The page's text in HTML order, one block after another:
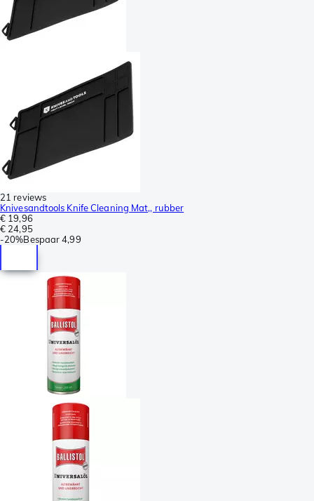
21 reviews
Knivesandtools Knife Cleaning Mat,, rubber
€ 19,96
€ 24,95
-20%Bespaar 4,99